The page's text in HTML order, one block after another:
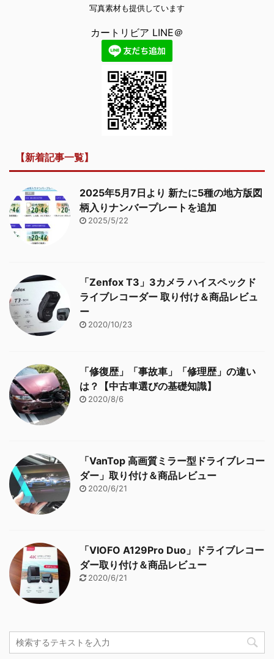
写真素材も提供しています
カートリビア LINE＠
【新着記事一覧】
2025年5月7日より 新たに5種の地方版図
柄入りナンバープレートを追加
2025/5/22
「Zenfox T3」3カメラ ハイスペックド
ライブレコーダー 取り付け＆商品レビュ
ー
2020/10/23
「修復歴」「事故車」「修理歴」の違い
は？【中古車選びの基礎知識】
2020/8/6
「VanTop 高画質ミラー型ドライブレコー
ダー」取り付け＆商品レビュー
2020/6/21
「VIOFO A129Pro Duo」ドライブレコー
ダー取り付け＆商品レビュー
2020/6/21